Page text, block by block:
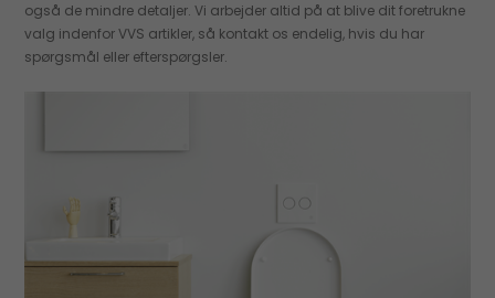
også de mindre detaljer. Vi arbejder altid på at blive dit foretrukne
valg indenfor VVS artikler, så kontakt os endelig, hvis du har
spørgsmål eller efterspørgsler.